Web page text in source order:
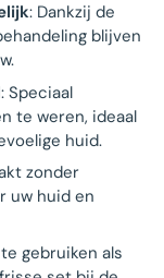
: Dankzij de
blijven
: Speciaal
te weren, ideaal
huid.
zonder
uw huid en
gebruiken als